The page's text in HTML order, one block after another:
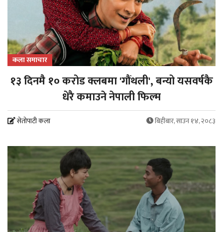
कला समाचार
१३ दिनमै १० करोड क्लबमा 'गौंथली', बन्यो यसवर्षकै
धेरै कमाउने नेपाली फिल्म
सेतोपाटी कला बिहीबार, साउन १४, २०८३